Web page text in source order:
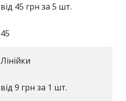
від 45 грн за 5 шт.
45
Лінійки
від 9 грн за 1 шт.